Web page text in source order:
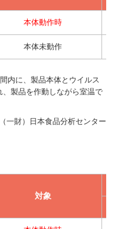
本体動作時
本体未動作
内に、製品本体とウイルス
製品を作動しながら室温で
一財）日本食品分析センター
対象